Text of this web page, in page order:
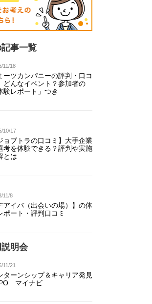
事一覧
11/18
ーツカンパニーの評判・口コ
どんなイベント？参加者の
験レポート」つき
10/17
ョブトラの口コミ】大手企業
考を体験できる？評判や実施
とは
11/8
アイバ（出会いの場）】の体
ポート・評判口コミ
明会
11/21
ターンシップ＆キャリア発見
マイナビ